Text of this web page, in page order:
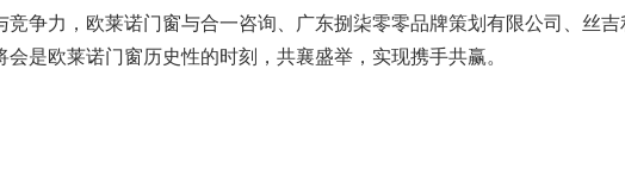
争力，欧莱诺门窗与合一咨询、广东捌柒零零品牌策划有限公司、丝吉
是欧莱诺门窗历史性的时刻，共襄盛举，实现携手共赢。